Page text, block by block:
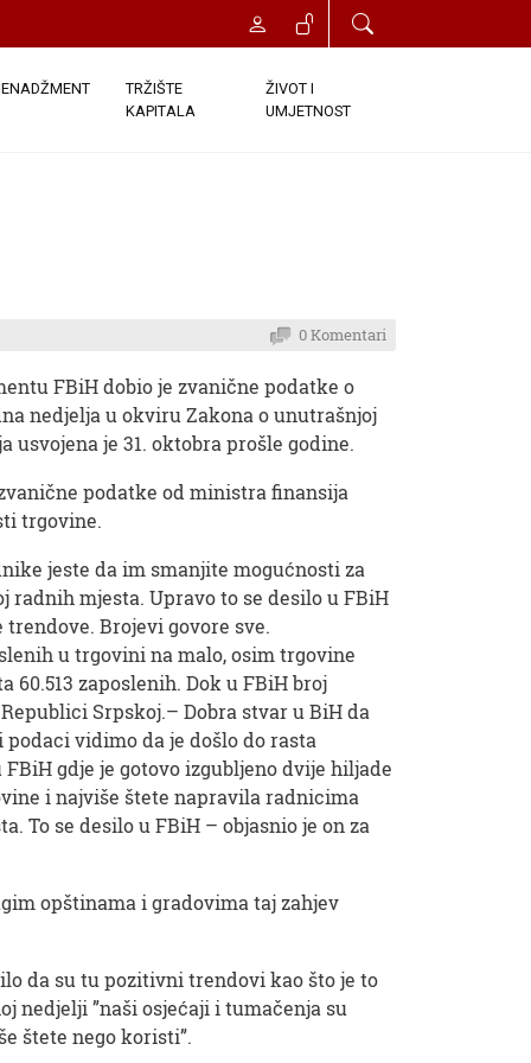
TRŽIŠTE
KAPITALA
ŽIVOT I
UMJETNOST
0 Komentari
FBiH dobio je zvanične podatke o
nedjelja u okviru Zakona o unutrašnjoj
je 31. oktobra prošle godine.
podatke od ministra finansija
trgovine.
jeste da im smanjite mogućnosti za
radnih mjesta. Upravo to se desilo u FBiH
Brojevi govore sve.
u trgovini na malo, osim trgovine
60.513 zaposlenih. Dok u FBiH broj
Srpskoj.– Dobra stvar u BiH da
vidimo da je došlo do rasta
gdje je gotovo izgubljeno dvije hiljade
i najviše štete napravila radnicima
To se desilo u FBiH – objasnio je on za
opštinama i gradovima taj zahjev
da su tu pozitivni trendovi kao što je to
nedjelji ”naši osjećaji i tumačenja su
štete nego koristi”.